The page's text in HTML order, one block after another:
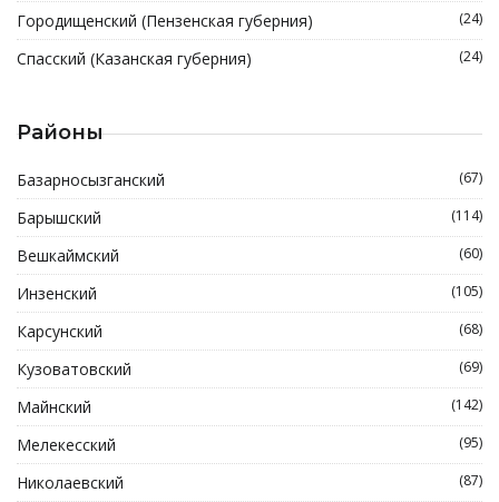
Городищенский (Пензенская губерния) (24)
Спасский (Казанская губерния) (24)
Районы
Базарносызганский (67)
Барышский (114)
Вешкаймский (60)
Инзенский (105)
Карсунский (68)
Кузоватовский (69)
Майнский (142)
Мелекесский (95)
Николаевский (87)